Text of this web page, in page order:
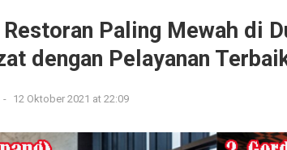
Paling Mewah di
dengan Pelayanan
- 12 Oktober 2021 at 22:09